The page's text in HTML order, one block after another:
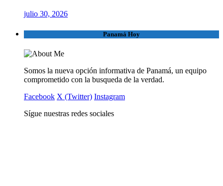
julio 30, 2026
Panamá Hoy
Somos la nueva opción informativa de Panamá, un equipo
comprometido con la busqueda de la verdad.
Facebook X (Twitter) Instagram
Sígue nuestras redes sociales